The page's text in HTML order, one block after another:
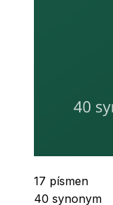
Počet písmen
17 písmen
Počet synonym
40 synonym